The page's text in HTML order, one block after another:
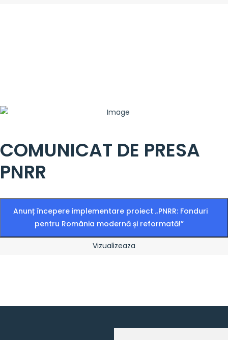
COMUNICAT DE PRESA
PNRR
Anunț începere implementare proiect „PNRR: Fonduri
pentru România modernă și reformată!”
Vizualizeaza